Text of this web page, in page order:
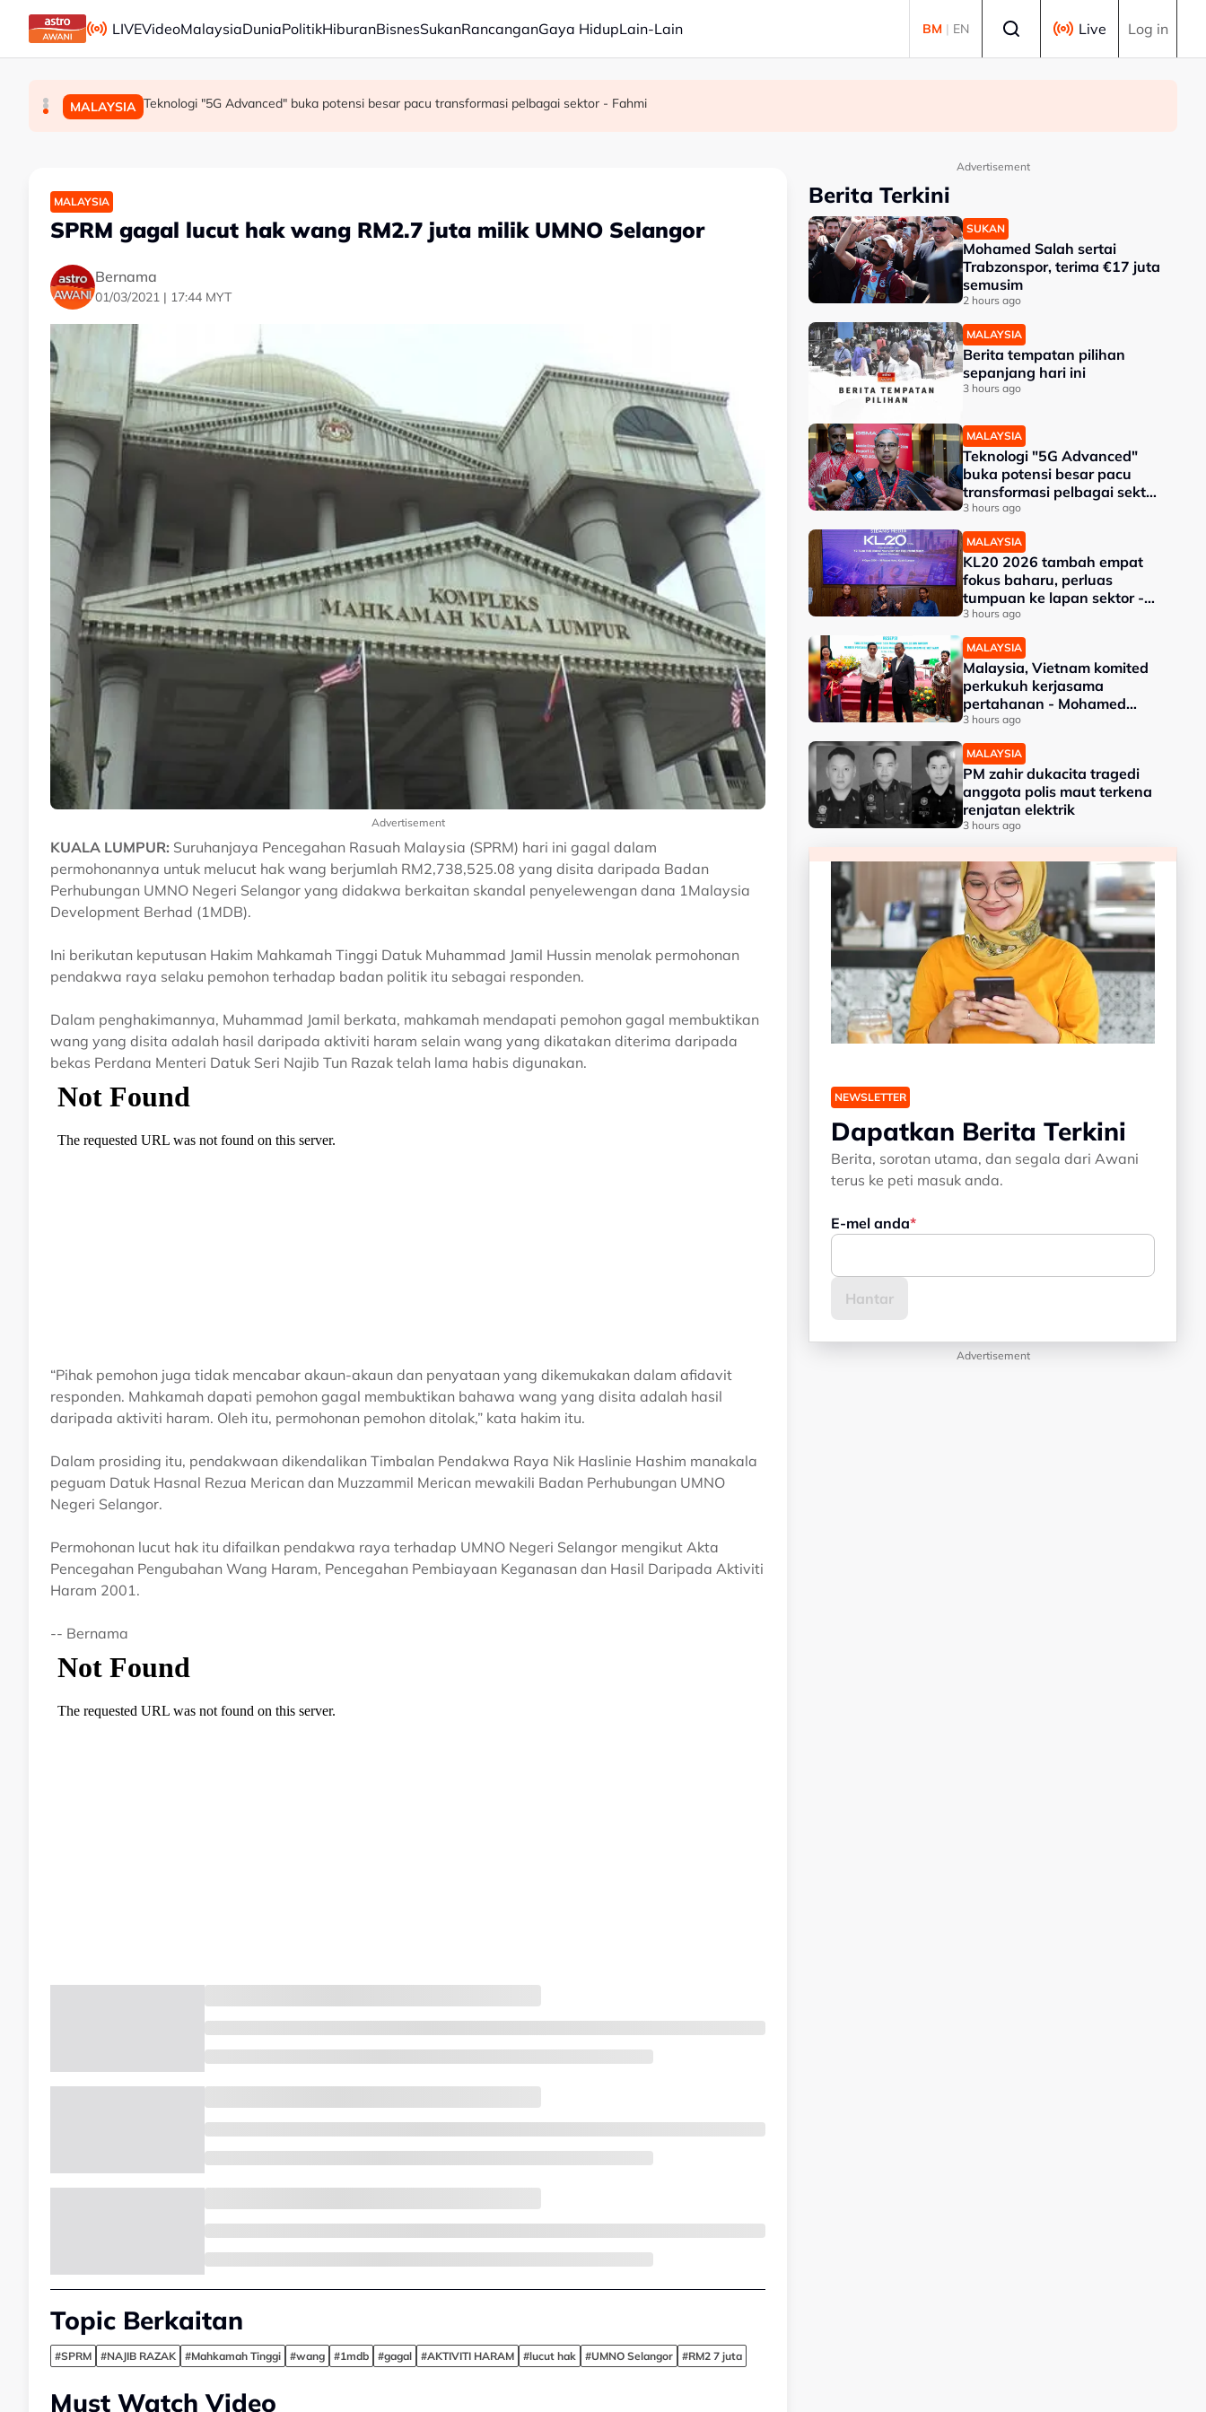
Skip to main content
LIVEVideoMalaysiaDuniaPolitikHiburanBisnesSukanRancanganGaya HidupLain-Lain BM | EN Live Log in
SUKAN Mohamed Salah sertai Trabzonspor, terima €17 juta semusim
MALAYSIA Berita tempatan pilihan sepanjang hari ini
MALAYSIA Teknologi "5G Advanced" buka potensi besar pacu transformasi pelbagai sektor - Fahmi
MALAYSIA
SPRM gagal lucut hak wang RM2.7 juta milik UMNO Selangor
Bernama
01/03/2021 | 17:44 MYT
Advertisement
KUALA LUMPUR: Suruhanjaya Pencegahan Rasuah Malaysia (SPRM) hari ini gagal dalam
permohonannya untuk melucut hak wang berjumlah RM2,738,525.08 yang disita daripada Badan
Perhubungan UMNO Negeri Selangor yang didakwa berkaitan skandal penyelewengan dana 1Malaysia
Development Berhad (1MDB).
Ini berikutan keputusan Hakim Mahkamah Tinggi Datuk Muhammad Jamil Hussin menolak permohonan
pendakwa raya selaku pemohon terhadap badan politik itu sebagai responden.
Dalam penghakimannya, Muhammad Jamil berkata, mahkamah mendapati pemohon gagal membuktikan
wang yang disita adalah hasil daripada aktiviti haram selain wang yang dikatakan diterima daripada
bekas Perdana Menteri Datuk Seri Najib Tun Razak telah lama habis digunakan.
“Pihak pemohon juga tidak mencabar akaun-akaun dan penyataan yang dikemukakan dalam afidavit
responden. Mahkamah dapati pemohon gagal membuktikan bahawa wang yang disita adalah hasil
daripada aktiviti haram. Oleh itu, permohonan pemohon ditolak,” kata hakim itu.
Dalam prosiding itu, pendakwaan dikendalikan Timbalan Pendakwa Raya Nik Haslinie Hashim manakala
peguam Datuk Hasnal Rezua Merican dan Muzzammil Merican mewakili Badan Perhubungan UMNO
Negeri Selangor.
Permohonan lucut hak itu difailkan pendakwa raya terhadap UMNO Negeri Selangor mengikut Akta
Pencegahan Pengubahan Wang Haram, Pencegahan Pembiayaan Keganasan dan Hasil Daripada Aktiviti
Haram 2001.
-- Bernama
Topic Berkaitan
#SPRM #NAJIB RAZAK #Mahkamah Tinggi #wang #1mdb #gagal #AKTIVITI HARAM #lucut hak #UMNO Selangor #RM2 7 juta
Must Watch Video
Advertisement
Berita Terkini
SUKAN
Mohamed Salah sertai
Trabzonspor, terima €17 juta
semusim
2 hours ago
MALAYSIA
Berita tempatan pilihan
sepanjang hari ini
3 hours ago
MALAYSIA
Teknologi "5G Advanced"
buka potensi besar pacu
transformasi pelbagai sektor
- Fahmi
3 hours ago
MALAYSIA
KL20 2026 tambah empat
fokus baharu, perluas
tumpuan ke lapan sektor -
Akmal Nasrullah
3 hours ago
MALAYSIA
Malaysia, Vietnam komited
perkukuh kerjasama
pertahanan - Mohamed
Khaled
3 hours ago
MALAYSIA
PM zahir dukacita tragedi
anggota polis maut terkena
renjatan elektrik
3 hours ago
NEWSLETTER
Dapatkan Berita Terkini
Berita, sorotan utama, dan segala dari Awani
terus ke peti masuk anda.
E-mel anda
Advertisement